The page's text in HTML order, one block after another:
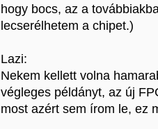
hogy bocs, az a
lecserélhetem a chipet.)
Lazi:
Nekem kellett volna
végleges példányt, az új
most azért sem írom le, ez